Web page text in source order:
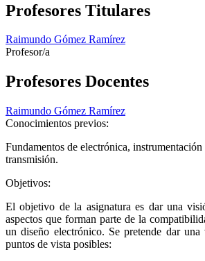
Profesores Titulares
Raimundo Gómez Ramírez
Profesor/a
Profesores Docentes
Raimundo Gómez Ramírez
Conocimientos previos:
Fundamentos de electrónica, instrumentación
transmisión.
Objetivos:
El objetivo de la asignatura es dar una
aspectos que forman parte de la
un diseño electrónico. Se pretende dar
puntos de vista posibles: